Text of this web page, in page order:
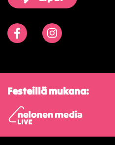
FacebookInstagram
Festeillä mukana: